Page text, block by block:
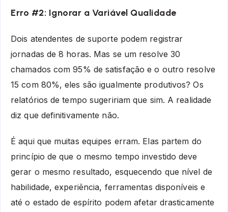
Erro #2: Ignorar a Variável Qualidade
Dois atendentes de suporte podem registrar
jornadas de 8 horas. Mas se um resolve 30
chamados com 95% de satisfação e o outro resolve
15 com 80%, eles são igualmente produtivos? Os
relatórios de tempo sugeririam que sim. A realidade
diz que definitivamente não.
É aqui que muitas equipes erram. Elas partem do
princípio de que o mesmo tempo investido deve
gerar o mesmo resultado, esquecendo que nível de
habilidade, experiência, ferramentas disponíveis e
até o estado de espírito podem afetar drasticamente